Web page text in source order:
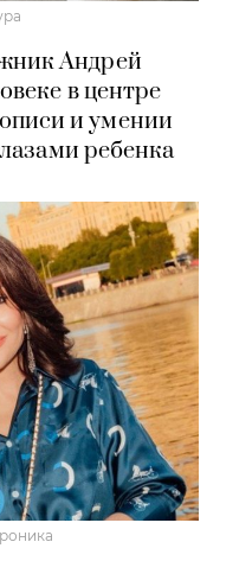
Андрей
в центре
и умении
ребенка